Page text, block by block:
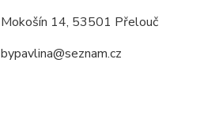
Mokošín 14, 53501 Přelouč
bypavlina@seznam.cz